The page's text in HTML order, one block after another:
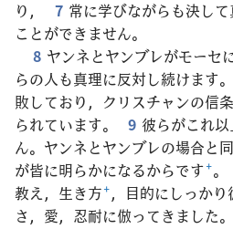
り，
7 常に学びながらも決し
ことができません。
8 ヤンネとヤンブレがモーセ
らの人も真理に反対し続けます
敗しており，クリスチャンの信
られています。
9 彼らがこれ
ん。ヤンネとヤンブレの場合と
が皆に明らかになるからです+。
教え，生き方+，目的にしっか
さ，愛，忍耐に倣ってきました。